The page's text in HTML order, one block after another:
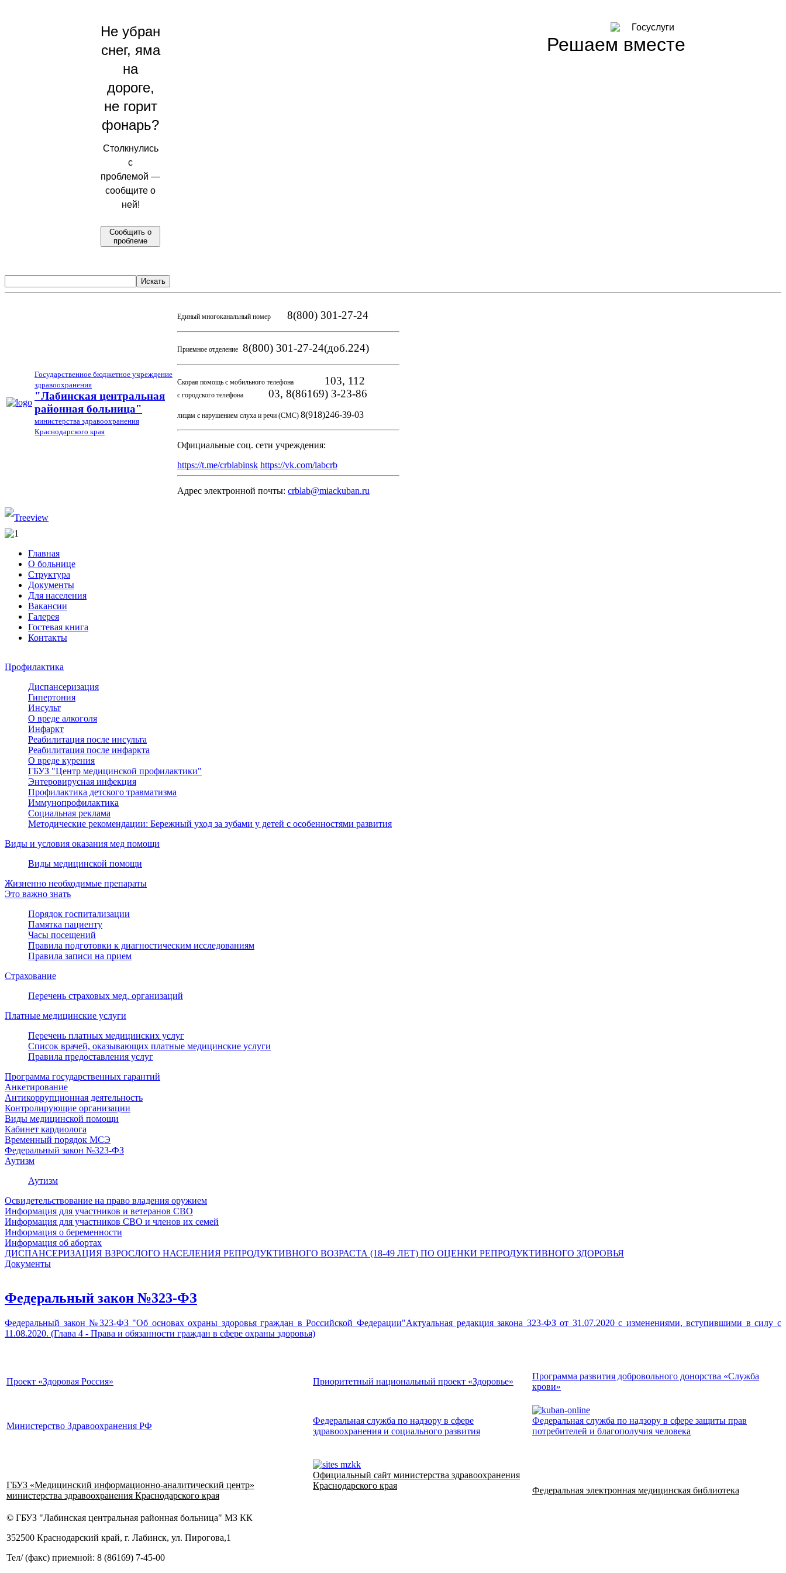
Решаем вместе
Не убран
снег, яма
на
дороге,
не горит
фонарь?
Столкнулись
с
проблемой —
сообщите о
ней!
Сообщить о
проблеме
Искать
Государственное бюджетное учреждение
здравоохранения
"Лабинская центральная
районная больница"
министерства здравоохранения
Краснодарского края
Единый многоканальный номер 8(800) 301-27-24
Приемное отделение 8(800) 301-27-24(доб.224)
Скорая помощь с мобильного телефона 103, 112
с городского телефона 03, 8(86169) 3-23-86
лицам с нарушением слуха и речи (СМС) 8(918)246-39-03
Официальные соц. сети учреждения:
https://t.me/crblabinsk https://vk.com/labcrb
Адрес электронной почты: crblab@miackuban.ru
Главная
О больнице
Структура
Документы
Для населения
Вакансии
Галерея
Гостевая книга
Контакты
Профилактика
Диспансеризация
Гипертония
Инсульт
О вреде алкоголя
Инфаркт
Реабилитация после инсульта
Реабилитация после инфаркта
О вреде курения
ГБУЗ "Центр медицинской профилактики"
Энтеровирусная инфекция
Профилактика детского травматизма
Иммунопрофилактика
Социальная реклама
Методические рекомендации: Бережный уход за зубами у детей с особенностями развития
Виды и условия оказания мед помощи
Виды медицинской помощи
Жизненно необходимые препараты
Это важно знать
Порядок госпитализации
Памятка пациенту
Часы посещений
Правила подготовки к диагностическим исследованиям
Правила записи на прием
Страхование
Перечень страховых мед. организаций
Платные медицинские услуги
Перечень платных медицинских услуг
Список врачей, оказывающих платные медицинские услуги
Правила предоставления услуг
Программа государственных гарантий
Анкетирование
Антикоррупционная деятельность
Контролирующие организации
Виды медицинской помощи
Кабинет кардиолога
Временный порядок МСЭ
Федеральный закон №323-ФЗ
Аутизм
Аутизм
Освидетельствование на право владения оружием
Информация для участников и ветеранов СВО
Информация для участников СВО и членов их семей
Информация о беременности
Информация об абортах
ДИСПАНСЕРИЗАЦИЯ ВЗРОСЛОГО НАСЕЛЕНИЯ РЕПРОДУКТИВНОГО ВОЗРАСТА (18-49 ЛЕТ) ПО ОЦЕНКИ РЕПРОДУКТИВНОГО ЗДОРОВЬЯ
Документы
Федеральный закон №323-ФЗ
Федеральный закон №323-ФЗ "Об основах охраны здоровья граждан в Российской Федерации"Актуальная редакция закона 323-ФЗ от 31.07.2020 с изменениями, вступившими в силу с
11.08.2020. (Глава 4 - Права и обязанности граждан в сфере охраны здоровья)
Проект «Здоровая Россия» Приоритетный национальный проект «Здоровье»
Программа развития добровольного донорства «Служба
крови»
Министерство Здравоохранения РФ
Федеральная служба по надзору в сфере
здравоохранения и социального развития
Федеральная служба по надзору в сфере защиты прав
потребителей и благополучия человека
ГБУЗ «Медицинский информационно-аналитический центр»
министерства здравоохранения Краснодарского края
Официальный сайт министерства здравоохранения
Краснодарского края
Федеральная электронная медицинская библиотека
© ГБУЗ "Лабинская центральная районная больница" МЗ КК
352500 Краснодарский край, г. Лабинск, ул. Пирогова,1
Тел/ (факс) приемной: 8 (86169) 7-45-00